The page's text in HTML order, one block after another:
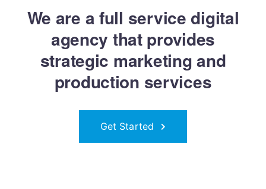
We are a full service digital
agency that provides
strategic marketing and
production services
Get Started